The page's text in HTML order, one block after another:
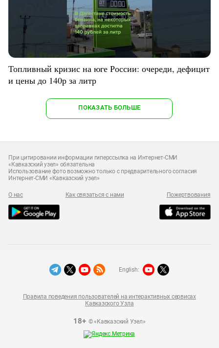
Топливный кризис на юге России: очереди, дефицит
и цены до 140р за литр
ПОКАЗАТЬ БОЛЬШЕ
При цитировании информации гиперссылка на Интернет-СМИ
«Кавказский узел» обязательна
Использование фото возможно только с предварительного согласия
Интернет-СМИ «Кавказский узел»
О нас Как связаться с нами Пожертвования
18+© «Кавказский Узел»
Правила поведения пользователей на интерактивных сервисах
Кавказского Узла
English: